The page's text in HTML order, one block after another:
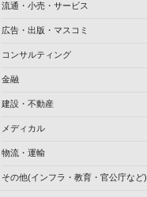
流通・小売・サービス
広告・出版・マスコミ
コンサルティング
金融
建設・不動産
メディカル
物流・運輸
その他(インフラ・教育・官公庁など)